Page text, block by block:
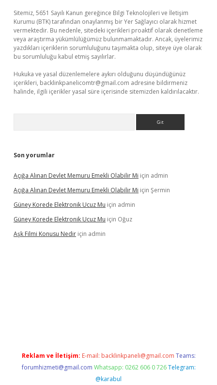
Sitemiz, 5651 Sayılı Kanun gereğince Bilgi Teknolojileri ve İletişim
Kurumu (BTK) tarafından onaylanmış bir Yer Sağlayıcı olarak hizmet
vermektedir. Bu nedenle, sitedeki içerikleri proaktif olarak denetleme
veya araştırma yükümlülüğümüz bulunmamaktadır. Ancak, üyelerimiz
yazdıkları içeriklerin sorumluluğunu taşımakta olup, siteye üye olarak
bu sorumluluğu kabul etmiş sayılırlar.
Hukuka ve yasal düzenlemelere aykırı olduğunu düşündüğünüz
içerikleri, backlinkpanelicomtr@gmail.com adresine bildirmeniz
halinde, ilgili içerikler yasal süre içerisinde sitemizden kaldırılacaktır.
Son yorumlar
Açığa Alınan Devlet Memuru Emekli Olabilir Mi için admin
Açığa Alınan Devlet Memuru Emekli Olabilir Mi için Şermin
Güney Korede Elektronik Ucuz Mu için admin
Güney Korede Elektronik Ucuz Mu için Oğuz
Aşk Filmi Konusu Nedir için admin
Reklam ve İletişim: E-mail: backlinkpaneli@gmail.com Teams:
forumhizmeti@gmail.com Whatsapp: 0262 606 0 726 Telegram:
@karabul